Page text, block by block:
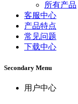
所有产品
客服中心
产品特点
常见问题
下载中心
Secondary Menu
用户中心